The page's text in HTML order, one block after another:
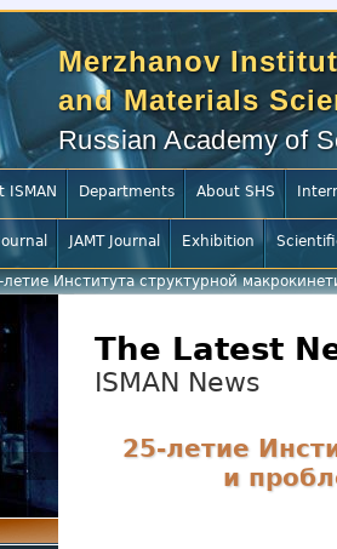
Merzhanov
and Materials
Russian Academy of
ISMAN Departments About SHS
JAMT Journal Exhibition
летие Института структурной
The Latest
ISMAN News
25-летие
и